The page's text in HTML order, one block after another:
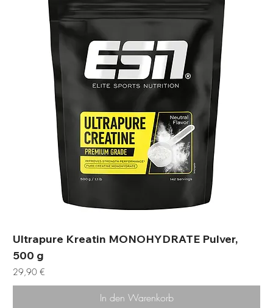
Ultrapure Kreatin MONOHYDRATE Pulver,
500 g
Preis
29,90 €
In den Warenkorb